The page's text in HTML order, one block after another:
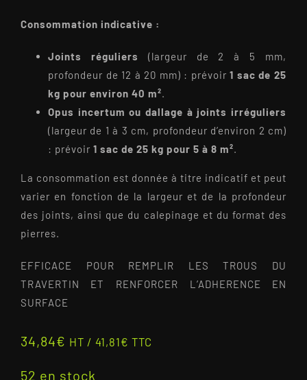
Consommation indicative :
Joints réguliers
(largeur de 2 à 5 mm,
profondeur de 12 à 20 mm) : prévoir1 sac de 25
kg pour environ 40 m².
Opus incertum ou dallage à joints irréguliers
(largeur de 1 à 3 cm, profondeur d’environ 2 cm)
: prévoir 1 sac de 25 kg pour 5 à 8 m².
La consommation est donnée à titre indicatif et peut
varier en fonction de la largeur et de la profondeur
des joints, ainsi que du calepinage et du format des
pierres.
EFFICACE POUR REMPLIR LES TROUS DU
TRAVERTIN ET RENFORCER L’ADHERENCE EN
SURFACE
34,84€ HT / 41,81€ TTC
52 en stock